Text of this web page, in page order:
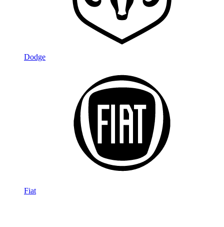
Dodge
Fiat